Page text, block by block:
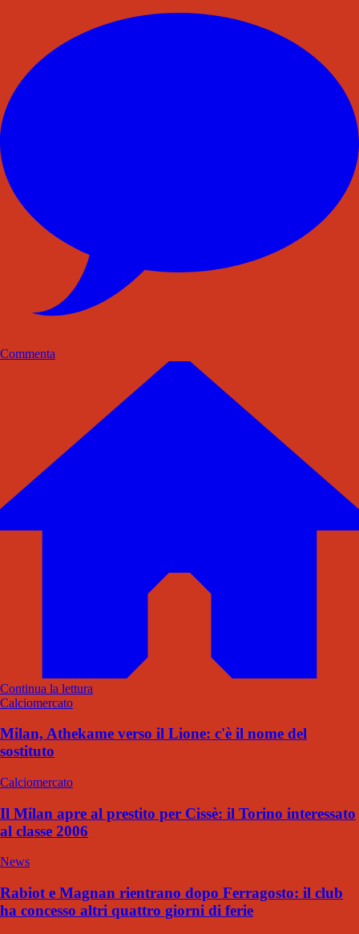
Commenta
Continua la lettura
Calciomercato
Milan, Athekame verso il Lione: c'è il nome del
sostituto
Calciomercato
Il Milan apre al prestito per Cissè: il Torino interessato
al classe 2006
News
Rabiot e Magnan rientrano dopo Ferragosto: il club
ha concesso altri quattro giorni di ferie